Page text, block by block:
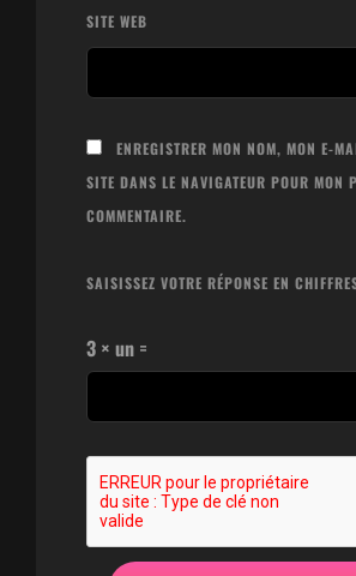
SITE WEB
ENREGISTRER MON NOM, MON E-
SITE DANS LE NAVIGATEUR POUR MON
COMMENTAIRE.
SAISISSEZ VOTRE RÉPONSE EN
3 × un =